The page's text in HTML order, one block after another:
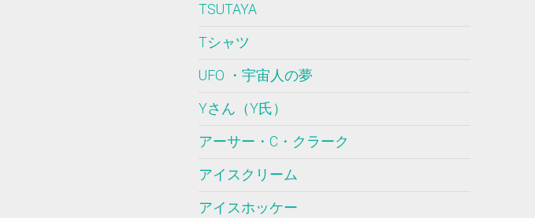
TSUTAYA
Tシャツ
UFO ・宇宙人の夢
Yさん（Y氏）
アーサー・C・クラーク
アイスクリーム
アイスホッケー